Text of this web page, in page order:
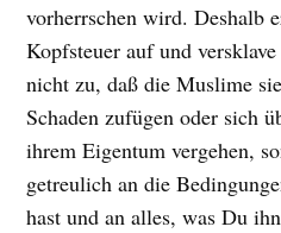
vorherrschen wird. Deshalb
Kopfsteuer auf und
nicht zu, daß die Muslime
Schaden zufügen oder sich
ihrem Eigentum vergehen,
getreulich an die
hast und an alles, was Du